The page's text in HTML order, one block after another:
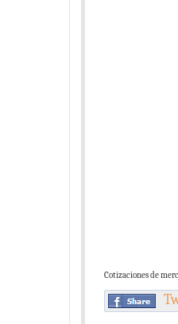
Cotizaciones de